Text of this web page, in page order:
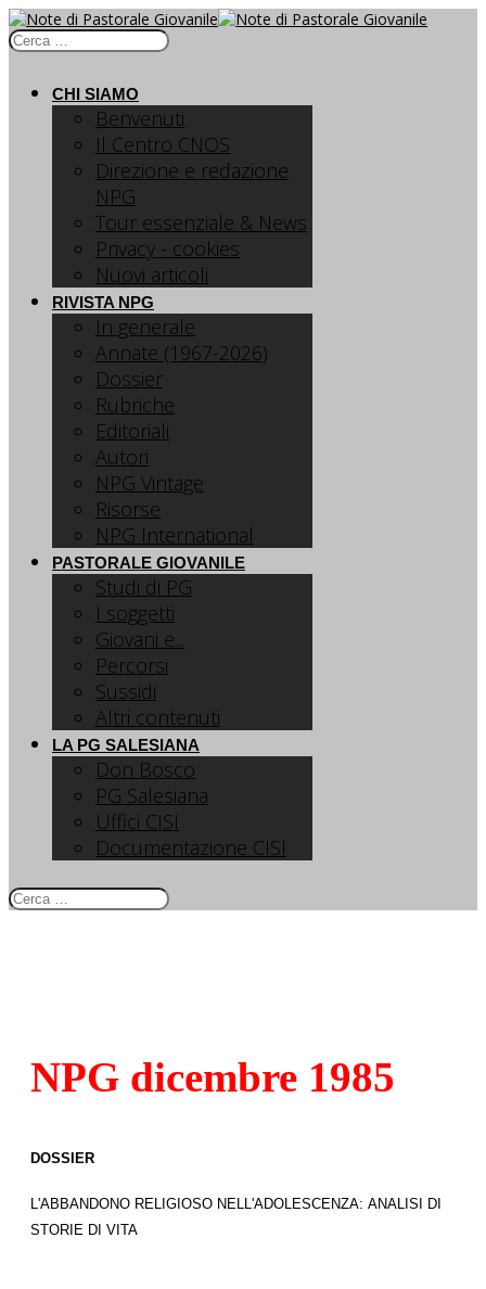
CHI SIAMO
Benvenuti
Il Centro CNOS
Direzione e redazione
NPG
Tour essenziale & News
Privacy - cookies
Nuovi articoli
RIVISTA NPG
In generale
Annate (1967-2026)
Dossier
Rubriche
Editoriali
Autori
NPG Vintage
Risorse
NPG International
PASTORALE GIOVANILE
Studi di PG
I soggetti
Giovani e...
Percorsi
Sussidi
Altri contenuti
LA PG SALESIANA
Don Bosco
PG Salesiana
Uffici CISI
Documentazione CISI
NPG dicembre 1985
DOSSIER
L'ABBANDONO RELIGIOSO NELL'ADOLESCENZA: ANALISI DI
STORIE DI VITA